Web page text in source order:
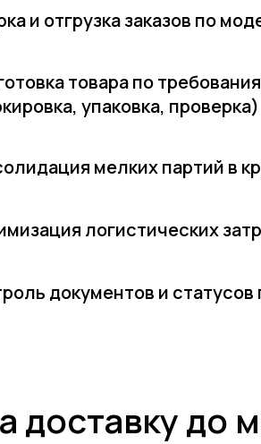
и отгрузка заказов по
товара по
упаковка, проверка)
мелких партий в
логистических
документов и статусов
доставку до